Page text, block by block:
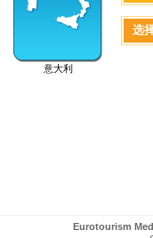
意大利
选
Eurotourism